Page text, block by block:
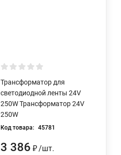
Трансформатор для
светодиодной ленты 24V
250W Трансформатор 24V
250W
Код товара: 45781
3 386 ₽/шт.